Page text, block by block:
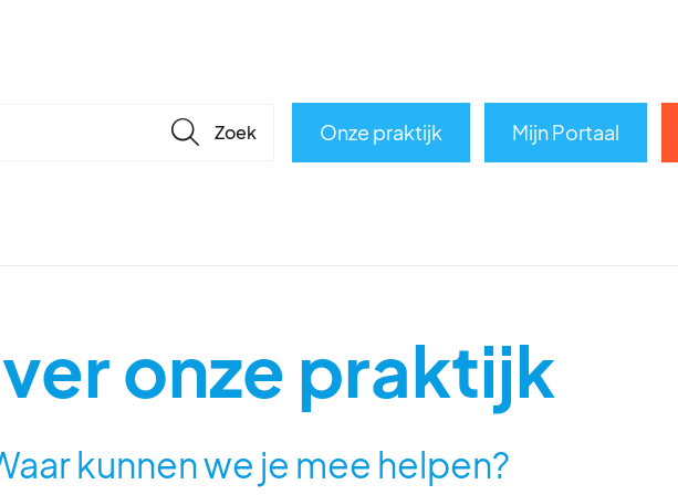
🔎 Onze praktijk Mijn Portaal
onze praktijk
kunnen we je mee helpen?